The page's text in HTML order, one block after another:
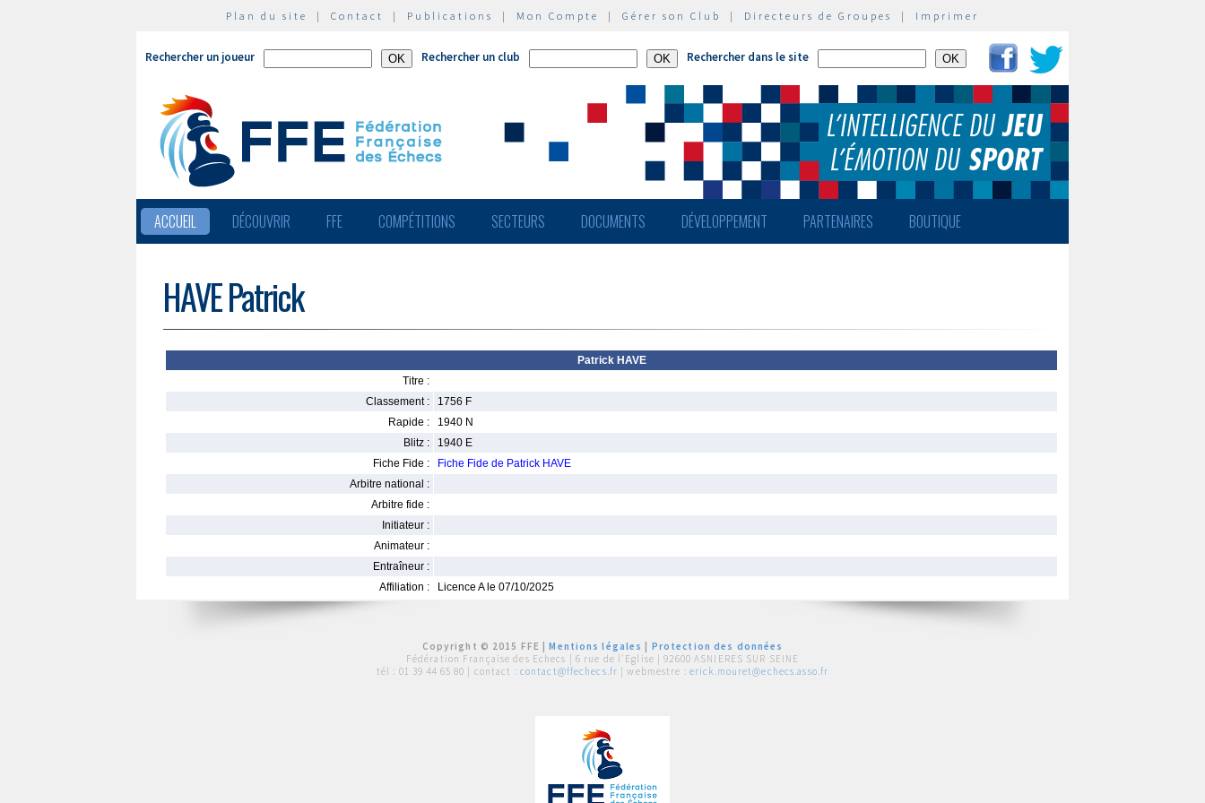
Plan du site | Contact | Publications | Mon Compte | Gérer son Club | Directeurs de Groupes | Imprimer
Rechercher un joueur Rechercher un club Rechercher dans le site
ACCUEIL DÉCOUVRIR FFE COMPÉTITIONS SECTEURS DOCUMENTS DÉVELOPPEMENT PARTENAIRES BOUTIQUE
HAVE Patrick
Patrick HAVE
Titre :
Classement :
1756 F
Rapide :
1940 N
Blitz :
1940 E
Fiche Fide :
Fiche Fide de Patrick HAVE
Arbitre national :
Arbitre fide :
Initiateur :
Animateur :
Entraîneur :
Affiliation :
Licence A le 07/10/2025
Copyright © 2015 FFE |Mentions légales
Protection des données
Fédération Française des Echecs | 6 rue de l'Eglise | 92600 ASNIERES SUR SEINE
tél : 01 39 44 65 80 | contact : contact@ffechecs.fr | webmestre : erick.mouret@echecs.asso.fr